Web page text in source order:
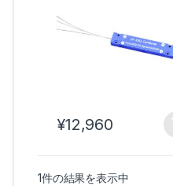
¥12,960
1件の結果を表示中